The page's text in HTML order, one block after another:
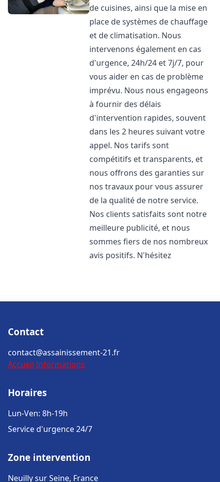
de cuisines, ainsi que la mise en
place de systèmes de chauffage
et de climatisation. Nous
intervenons également en cas
d'urgence, 24h/24 et 7j/7, pour
vous aider en cas de problème
imprévu. Nous nous engageons
à fournir des délais
d'intervention rapides, souvent
dans les 2 heures suivant votre
appel. Nos tarifs sont
compétitifs et transparents, et
nous offrons des garanties sur
nos travaux pour vous assurer
de la qualité de notre service.
Nos clients satisfaits sont notre
meilleure publicité, et nous
sommes fiers de nos nombreux
avis positifs. N'hésitez
Contact
contact@assainissement-21.fr
Accueil Informations
Horaires
Lun-Ven: 8h-19h
Service d'urgence 24/7
Zone intervention
Neuilly sur Seine, France